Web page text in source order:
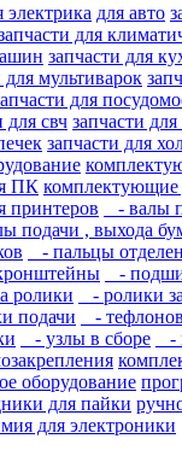
электрика для авто
для
запчасти для
для мультиварок
для
для свч запчасти
запчасти для
ПК комплектующие
принтеров
- валы
подачи , выхода
- пальцы
-
ролики - ролики
подачи -
- узлы в сборе -
оборудование
для пайки
для электроники